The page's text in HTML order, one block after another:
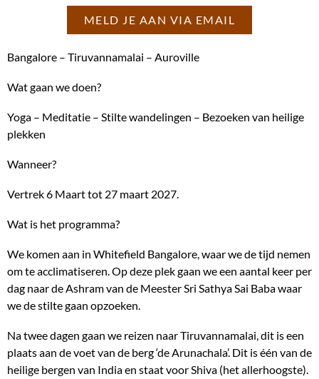
MELD JE AAN VIA EMAIL
Bangalore – Tiruvannamalai – Auroville
Wat gaan we doen?
Yoga – Meditatie – Stilte wandelingen – Bezoeken van heilige
plekken
Wanneer?
Vertrek 6 Maart tot 27 maart 2027.
Wat is het programma?
We komen aan in Whitefield Bangalore, waar we de tijd nemen
om te acclimatiseren. Op deze plek gaan we een aantal keer per
dag naar de Ashram van de Meester Sri Sathya Sai Baba waar
we de stilte gaan opzoeken.
Na twee dagen gaan we reizen naar Tiruvannamalai, dit is een
plaats aan de voet van de berg ‘de Arunachala’. Dit is één van de
heilige bergen van India en staat voor Shiva (het allerhoogste).